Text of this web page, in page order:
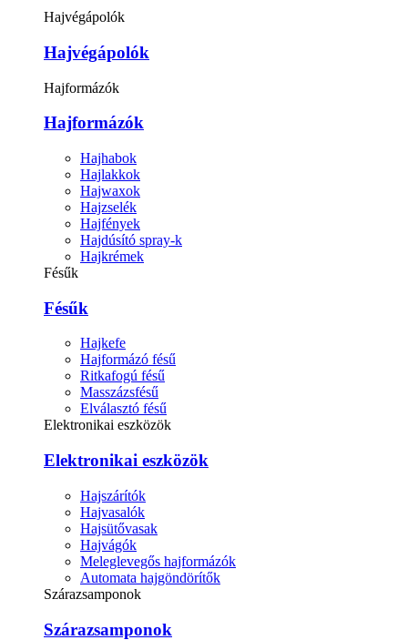
Hajvégápolók
Hajvégápolók
Hajformázók
Hajformázók
Hajhabok
Hajlakkok
Hajwaxok
Hajzselék
Hajfények
Hajdúsító spray-k
Hajkrémek
Fésűk
Fésűk
Hajkefe
Hajformázó fésű
Ritkafogú fésű
Masszázsfésű
Elválasztó fésű
Elektronikai eszközök
Elektronikai eszközök
Hajszárítók
Hajvasalók
Hajsütővasak
Hajvágók
Meleglevegős hajformázók
Automata hajgöndörítők
Szárazsamponok
Szárazsamponok